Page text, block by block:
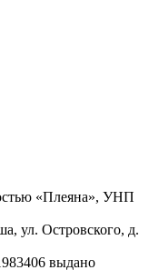
«Плеяна», УНП
ул. Островского, д.
выдано